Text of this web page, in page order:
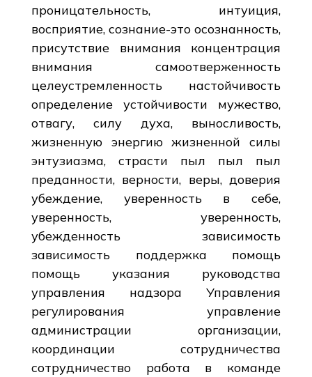
проницательность, интуиция,
восприятие, сознание-это осознанность,
присутствие внимания концентрация
внимания самоотверженность
целеустремленность настойчивость
определение устойчивости мужество,
отвагу, силу духа, выносливость,
жизненную энергию жизненной силы
энтузиазма, страсти пыл пыл пыл
преданности, верности, веры, доверия
убеждение, уверенность в себе,
уверенность, уверенность,
убежденность зависимость
зависимость поддержка помощь
помощь указания руководства
управления надзора Управления
регулирования управление
администрации организации,
координации сотрудничества
сотрудничество работа в команде